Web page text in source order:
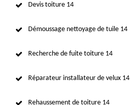
Devis toiture 14
Démoussage nettoyage de tuile 14
Recherche de fuite toiture 14
Réparateur installateur de velux 14
Rehaussement de toiture 14